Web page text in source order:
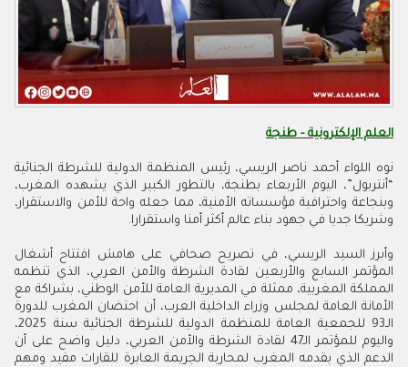
العلم الإلكترونية - طنجة
نوه اللواء أحمد ناصر الريسي، رئيس المنظمة الدولية للشرطة الجنائية
“أنتربول”، اليوم الأربعاء بطنجة، بالتطور الكبير الذي يشهده المغرب،
وبنجاعة واحترافية مؤسساته الأمنية، مما جعله واحة للأمن والاستقرار،
وشريكا جديا في جهود بناء عالم أكثر أمنا واستقرارا.
وأبرز السيد الريسي، في تصريح صحافي على هامش افتتاح أشغال
المؤتمر السابع والأربعين لقادة الشرطة والأمن العربي، الذي تنظمه
المملكة المغربية، ممثلة في المديرية العامة للأمن الوطني، بشراكة مع
الأمانة العامة لمجلس وزراء الداخلية العرب، أن احتضان المغرب للدورة
الـ93 للجمعية العامة للمنظمة الدولية للشرطة الجنائية سنة 2025،
واليوم للمؤتمر الـ47 لقادة الشرطة والأمن العربي، دليل واضح على أن
الدعم الذي يقدمه المغرب لمحاربة الجريمة العابرة للقارات مفيد ومهم